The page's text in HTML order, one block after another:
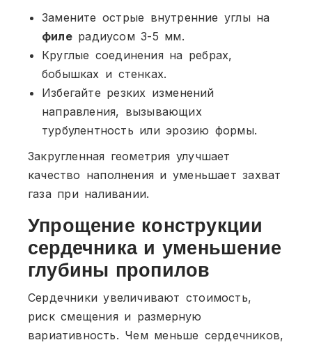
Замените острые внутренние углы на
филерадиусом 3-5 мм.
Круглые соединения на ребрах,
бобышках и стенках.
Избегайте резких изменений
направления, вызывающих
турбулентность или эрозию формы.
Закругленная геометрия улучшает
качество наполнения и уменьшает захват
газа при наливании.
Упрощение конструкции
сердечника и уменьшение
глубины пропилов
Сердечники увеличивают стоимость,
риск смещения и размерную
вариативность. Чем меньше сердечников,